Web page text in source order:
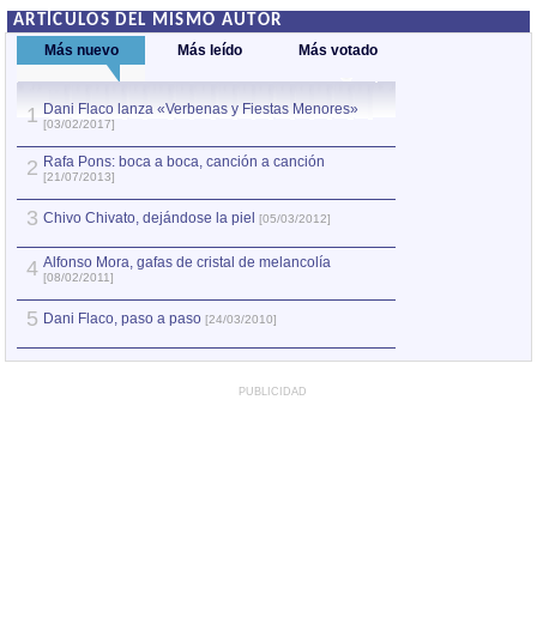
ARTÍCULOS DEL MISMO AUTOR
Más nuevo Más leído Más votado
1 Dani Flaco lanza «Verbenas y Fiestas Menores»
[03/02/2017]
2 Rafa Pons: boca a boca, canción a canción
[21/07/2013]
3 Chivo Chivato, dejándose la piel [05/03/2012]
4 Alfonso Mora, gafas de cristal de melancolía
[08/02/2011]
5 Dani Flaco, paso a paso [24/03/2010]
PUBLICIDAD